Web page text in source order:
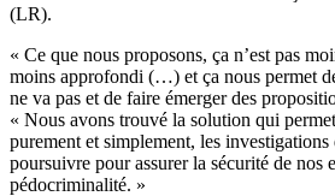
(LR).
« Ce que nous proposons, ça n’est pas
moins approfondi (…) et ça nous permet
ne va pas et de faire émerger des
« Nous avons trouvé la solution qui
purement et simplement, les investigations
poursuivre pour assurer la sécurité de nos
pédocriminalité. »